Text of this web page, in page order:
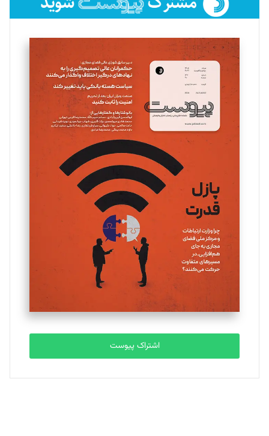
فائزه فتحی رستمی
تحریریه
سروش کرمیان
تحریریه
مینا پاکدل
یسنا امان‌پور
تحریریه
ملینا جعفری
تحریریه
مصطفی مسجدی آرانی
تحریریه
بابک نقاش
تحریریه
اشتراک پیوست